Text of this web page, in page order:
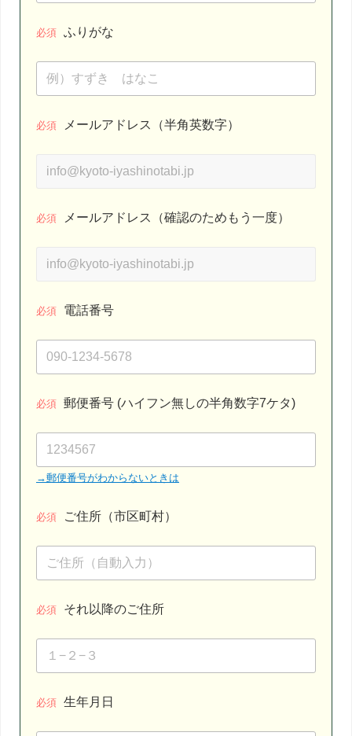
必須 ふりがな
必須 メールアドレス（半角英数字）
必須 メールアドレス（確認のためもう一度）
必須 電話番号
必須 郵便番号 (ハイフン無しの半角数字7ケタ)
→郵便番号がわからないときは
必須 ご住所（市区町村）
必須 それ以降のご住所
必須 生年月日